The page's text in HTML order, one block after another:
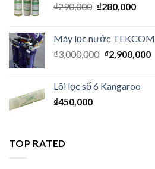
₫290,000 ₫280,000
Máy lọc nước TEKCOM
₫3,000,000 ₫2,900,000
Lõi lọc số 6 Kangaroo
₫450,000
TOP RATED